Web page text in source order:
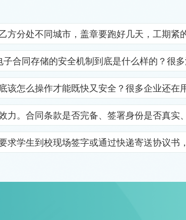
分处不同城市，盖章要跑好几天，工期
合同存储的安全机制到底是什么样的？
怎么操作才能既快又安全？很多企业还
。合同条款是否完备、签署身份是否
学生到校现场签字或通过快递寄送协